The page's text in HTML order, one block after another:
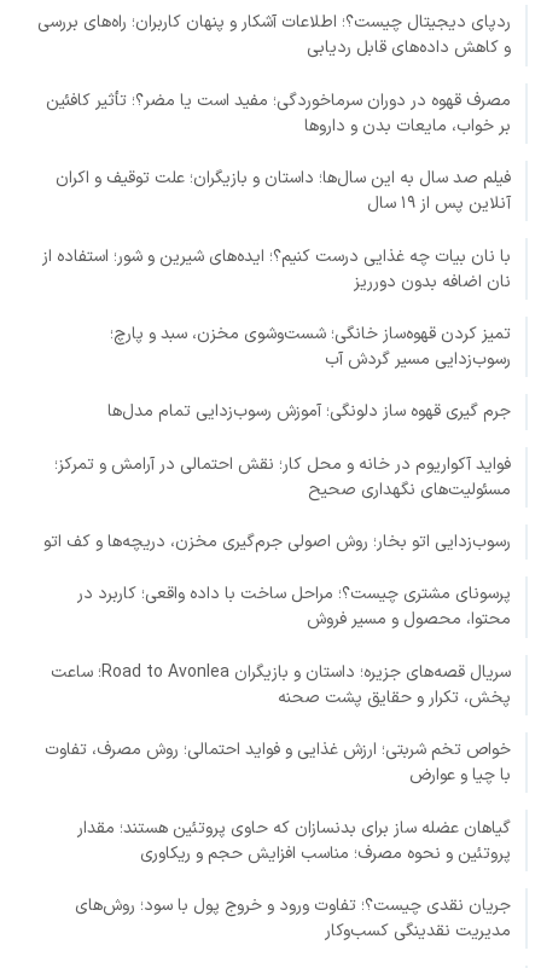
ردپای دیجیتال چیست؟؛ اطلاعات آشکار و پنهان کاربران؛ راه‌های بررسی
و کاهش داده‌های قابل ردیابی
مصرف قهوه در دوران سرماخوردگی؛ مفید است یا مضر؟؛ تأثیر کافئین
بر خواب، مایعات بدن و داروها
فیلم صد سال به این سال‌ها؛ داستان و بازیگران؛ علت توقیف و اکران
آنلاین پس از ۱۹ سال
با نان بیات چه غذایی درست کنیم؟؛ ایده‌های شیرین و شور؛ استفاده از
نان اضافه بدون دورریز
تمیز کردن قهوه‌ساز خانگی؛ شست‌وشوی مخزن، سبد و پارچ؛
رسوب‌زدایی مسیر گردش آب
جرم گیری قهوه ساز دلونگی؛ آموزش رسوب‌زدایی تمام مدل‌ها
فواید آکواریوم در خانه و محل کار؛ نقش احتمالی در آرامش و تمرکز؛
مسئولیت‌های نگهداری صحیح
رسوب‌زدایی اتو بخار؛ روش اصولی جرم‌گیری مخزن، دریچه‌ها و کف اتو
پرسونای مشتری چیست؟؛ مراحل ساخت با داده واقعی؛ کاربرد در
محتوا، محصول و مسیر فروش
سریال قصه‌های جزیره؛ داستان و بازیگران Road to Avonlea؛ ساعت
پخش، تکرار و حقایق پشت صحنه
خواص تخم شربتی؛ ارزش غذایی و فواید احتمالی؛ روش مصرف، تفاوت
با چیا و عوارض
گیاهان عضله ساز برای بدنسازان که حاوی پروتئین هستند؛ مقدار
پروتئین و نحوه مصرف؛ مناسب افزایش حجم و ریکاوری
جریان نقدی چیست؟؛ تفاوت ورود و خروج پول با سود؛ روش‌های
مدیریت نقدینگی کسب‌وکار